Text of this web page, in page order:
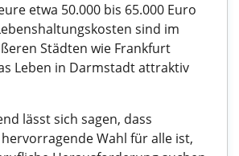
etwa 50.000 bis 65.000 Euro
sind im
Städten wie Frankfurt
Leben in Darmstadt attraktiv
lässt sich sagen, dass
Wahl für alle ist,